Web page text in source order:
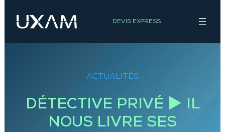
contenu
DEVIS EXPRESS
ACTUALITÉS
DÉTECTIVE PRIVÉ ► IL
NOUS LIVRE SES